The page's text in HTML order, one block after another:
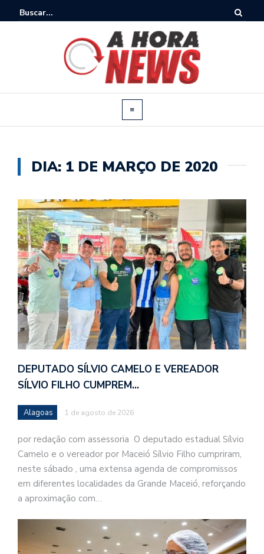
DIA: 1 DE MARÇO DE 2020
DEPUTADO SÍLVIO CAMELO E VEREADOR
SÍLVIO FILHO CUMPREM…
Alagoas 1 de agosto de 2026
por redação com assessoria O deputado estadual Sílvio
Camelo e o vereador por Maceió Sílvio Filho cumpriram,
neste sábado , uma extensa agenda de compromissos
em diferentes localidades da Grande Maceió, reforçando
a aproximação com…